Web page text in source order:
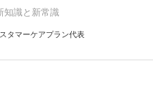
知識と新常識
タマーケアプラン代表